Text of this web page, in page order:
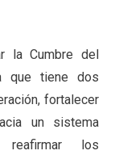
la Cumbre del
que tiene dos
fortalecer
un sistema
los